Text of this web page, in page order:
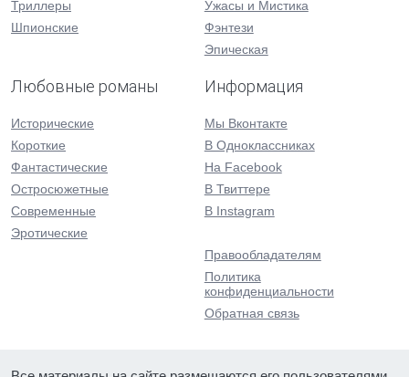
Триллеры
Шпионские
Ужасы и Мистика
Фэнтези
Эпическая
Любовные романы
Исторические
Короткие
Фантастические
Остросюжетные
Современные
Эротические
Информация
Мы Вконтакте
В Одноклассниках
На Facebook
В Твиттере
В Instagram
Правообладателям
Политика
конфиденциальности
Обратная связь